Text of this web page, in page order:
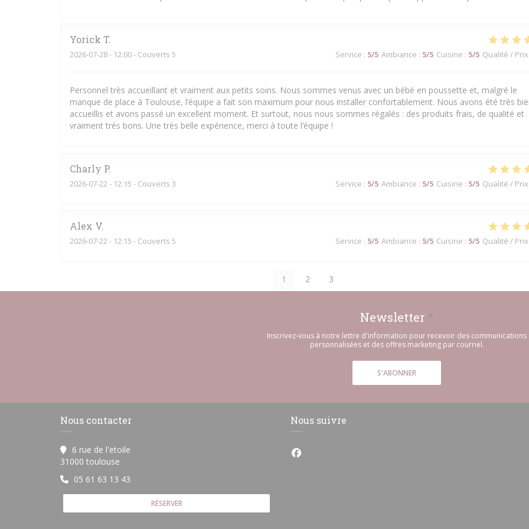
Yorick T
2026-07-28- 12:00 - Couverts 5 Service : 5/5 Ambiance : 5/5 Cuisine : 5/5 Qualité / Prix
Personnel très accueillant et vraiment aux petits soins. Nous sommes venus avec un bébé en poussette et, malgré le
manque de place à Toulouse, l’équipe a fait son maximum pour nous installer confortablement. Nous avons été très
accueillis et avons passé un excellent moment. Et surtout, nous nous sommes régalés : des produits frais, de qualité et
vraiment très bons. Une très belle expérience, merci à toute l’équipe !
Charly P
2026-07-22 - 12:15 - Couverts 3 Service : 5/5 Ambiance : 5/5 Cuisine : 5/5 Qualité / Prix
Alex V
2026-07-22 - 12:15 - Couverts 5 Service : 5/5 Ambiance : 5/5 Cuisine : 5/5 Qualité / Prix
1 2 3
Newsletter *
Inscrivez-vous à notre lettre d'information pour recevoir des communications
personnalisées et des offres marketing par courriel.
S'ABONNER
Nous contacter
6 rue de l'etoile
31000 toulouse
05 61 63 13 43
RÉSERVER
Nous suivre
Facebook ((ouvre une nouvelle fenêtre))